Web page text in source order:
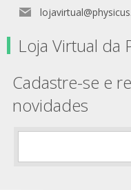
Loja Virtual da
Cadastre-se e
novidades